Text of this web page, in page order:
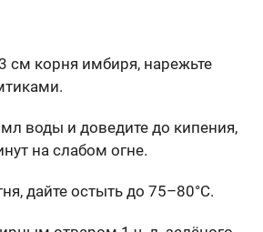
см корня имбиря, нарежьте
воды и доведите до кипения,
на слабом огне.
дайте остыть до 75–80°C.